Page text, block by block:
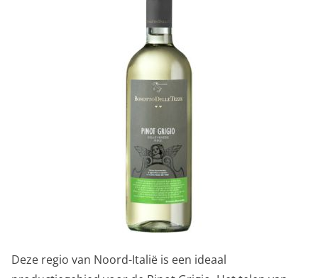
Deze regio van Noord-Italië is een ideaal